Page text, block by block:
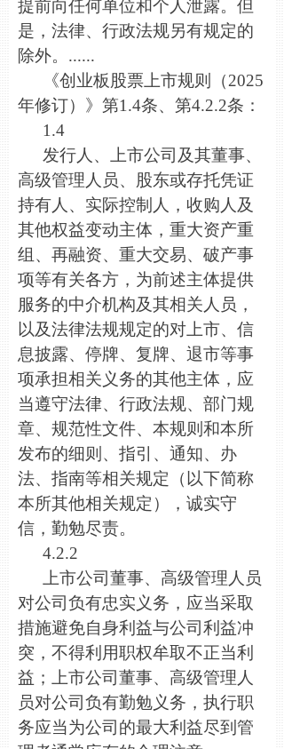
提前向任何单位和个人泄露。但
是，法律、行政法规另有规定的
除外。......
《创业板股票上市规则（2025
年修订）》第1.4条、第4.2.2条：
1.4
发行人、上市公司及其董事、
高级管理人员、股东或存托凭证
持有人、实际控制人，收购人及
其他权益变动主体，重大资产重
组、再融资、重大交易、破产事
项等有关各方，为前述主体提供
服务的中介机构及其相关人员，
以及法律法规规定的对上市、信
息披露、停牌、复牌、退市等事
项承担相关义务的其他主体，应
当遵守法律、行政法规、部门规
章、规范性文件、本规则和本所
发布的细则、指引、通知、办
法、指南等相关规定（以下简称
本所其他相关规定），诚实守
信，勤勉尽责。
4.2.2
上市公司董事、高级管理人员
对公司负有忠实义务，应当采取
措施避免自身利益与公司利益冲
突，不得利用职权牟取不正当利
益；上市公司董事、高级管理人
员对公司负有勤勉义务，执行职
务应当为公司的最大利益尽到管